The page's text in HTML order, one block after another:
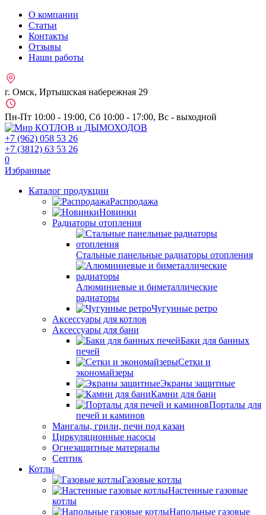
О компании
Статьи
Контакты
Отзывы
Наши работы
г. Омск, Иртышская набережная 29
Пн-Пт 10:00 - 19:00, Сб 10:00 - 17:00, Вс - выходной
+7 (962) 058 53 26
+7 (3812) 63 53 26
0
Избранные
Каталог продукции
Распродажа
Новинки
Радиаторы отопления
Стальные панельные радиаторы отопления
Алюминиевые и биметаллические
радиаторы
Чугунные ретро
Аксессуары для котлов
Аксессуары для бани
Баки для банных
печей
Сетки и
экономайзеры
Экраны защитные
Камни для бани
Порталы для
печей и каминов
Мангалы, грили, печи под казан
Циркуляционные насосы
Огнезащитные материалы
Септик
Котлы
Газовые котлы
Настенные газовые
котлы
Напольные газовые